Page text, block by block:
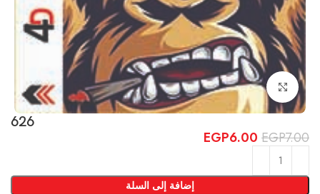
Click to enlarge
626
EGP7.00
EGP6.00
إضافة إلى السلة